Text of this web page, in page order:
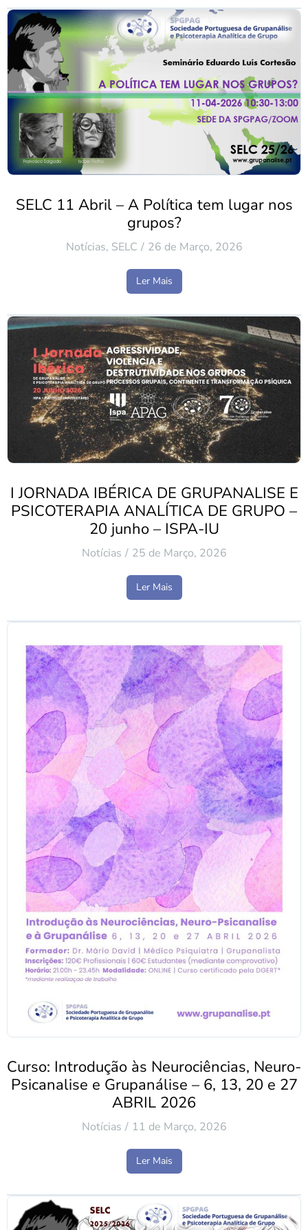
SELC 11 Abril – A Política tem lugar nos
grupos?
Notícias, SELC 26 de Março, 2026
Ler Mais
I JORNADA IBÉRICA DE GRUPANALISE E
PSICOTERAPIA ANALÍTICA DE GRUPO –
20 junho – ISPA-IU
Notícias 25 de Março, 2026
Ler Mais
Curso: Introdução às Neurociências, Neuro-
Psicanalise e Grupanálise – 6, 13, 20 e 27
ABRIL 2026
Notícias 11 de Março, 2026
Ler Mais